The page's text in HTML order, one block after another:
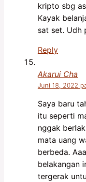
kripto sbg
Kayak
sat set. Udh
Reply
Akarui Cha
Juni 18, 2022
Saya baru
itu seperti
nggak
mata uang
berbeda.
belakangan
tergerak